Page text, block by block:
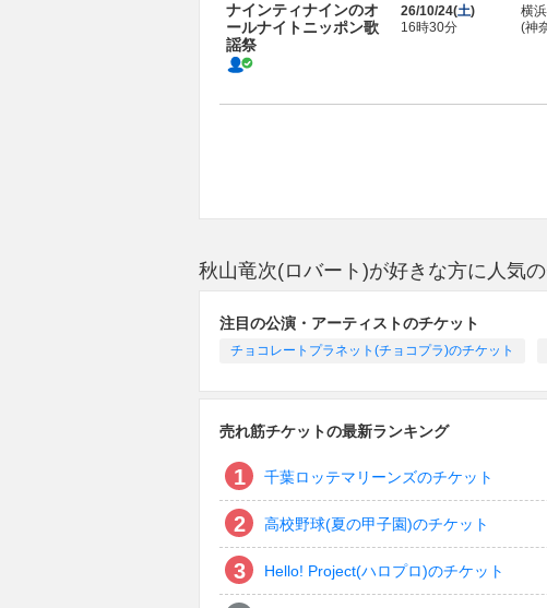
ナインティナインのオ
ールナイトニッポン歌
謡祭
26/10/24(土)
16時30分
横
(神
秋山竜次(ロバート)が好きな方に人気
注目の公演・アーティストのチケット
チョコレートプラネット(チョコプラ)のチケット
売れ筋チケットの最新ランキング
千葉ロッテマリーンズのチケット
高校野球(夏の甲子園)のチケット
Hello! Project(ハロプロ)のチケット